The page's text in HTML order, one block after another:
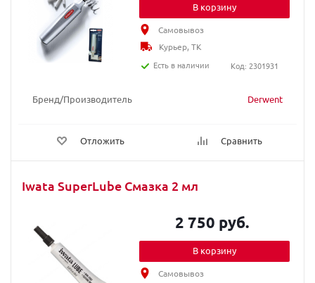
Бренд/Производитель Derwent
Отложить Сравнить
В корзину
Самовывоз
Курьер, ТК
Есть в наличии
Код: 2301931
Iwata SuperLube Смазка 2 мл
2 750 руб.
В корзину
Самовывоз